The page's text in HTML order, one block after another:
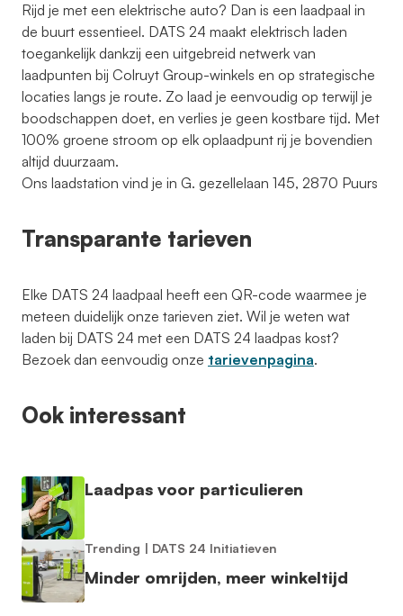
Rijd je met een elektrische auto? Dan is een laadpaal in
de buurt essentieel. DATS 24 maakt elektrisch laden
toegankelijk dankzij een uitgebreid netwerk van
laadpunten bij Colruyt Group-winkels en op strategische
locaties langs je route. Zo laad je eenvoudig op terwijl je
boodschappen doet, en verlies je geen kostbare tijd. Met
100% groene stroom op elk oplaadpunt rij je bovendien
altijd duurzaam.
Ons laadstation vind je in G. gezellelaan 145, 2870 Puurs
Transparante tarieven
Elke DATS 24 laadpaal heeft een QR-code waarmee je
meteen duidelijk onze tarieven ziet. Wil je weten wat
laden bij DATS 24 met een DATS 24 laadpas kost?
Bezoek dan eenvoudig onze tarievenpagina.
Ook interessant
Laadpas voor particulieren
Trending | DATS 24 Initiatieven
Minder omrijden, meer winkeltijd